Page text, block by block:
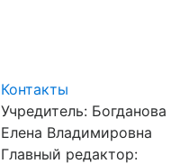
Контакты
Учредитель: Богданова
Елена Владимировна
Главный редактор: